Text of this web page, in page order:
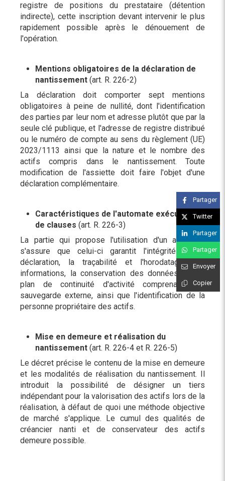
registre de positions du prestataire (détention
indirecte), cette inscription devant intervenir le plus
rapidement possible après le dénouement de
l'opération.
Mentions obligatoires de la déclaration de
nantissement (art. R. 226-2)
La déclaration doit comporter sept mentions
obligatoires à peine de nullité, dont l'identification
des parties par leur nom et adresse plutôt que par la
seule clé publique, et l'adresse de registre distribué
ou le numéro de compte au sens du règlement (UE)
2023/1113 ainsi que la nature et le nombre des
actifs compris dans le nantissement. Toute
modification de l'assiette doit faire l'objet d'une
déclaration complémentaire.
Caractéristiques de l'automate exécuteur
de clauses (art. R. 226-3)
La partie qui propose l'utilisation d'un automate
s'assure que celui-ci garantit l'intégrité de la
déclaration, la traçabilité et l'horodatage des
informations, la conservation des données via un
plan de continuité d'activité comprenant une
sauvegarde externe, ainsi que l'identification de la
personne propriétaire des actifs.
Mise en demeure et réalisation du
nantissement (art. R. 226-4 et R. 226-5)
Le décret précise le contenu de la mise en demeure
et les modalités de réalisation du nantissement. Il
introduit la possibilité de désigner un tiers
indépendant pour la valorisation des actifs lors de la
réalisation, à défaut de quoi une méthode objective
de marché s'applique. Le cumul des qualités de
créancier nanti et de conservateur des actifs
demeure possible.
Partager
Twitter
Partager
Partager
Envoyer
Copier